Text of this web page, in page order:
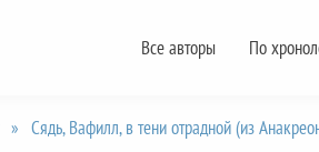
Все авторы По
» Сядь, Вафилл, в тени отрадной (из